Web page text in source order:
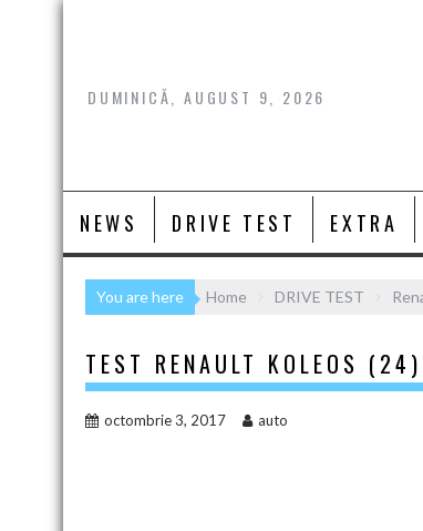
Skip
DUMINICĂ, AUGUST 9, 2026
NEWS DRIVE TEST EXTRA
You are here Home DRIVE TEST
TEST RENAULT KOLEOS (24)
octombrie 3, 2017 auto